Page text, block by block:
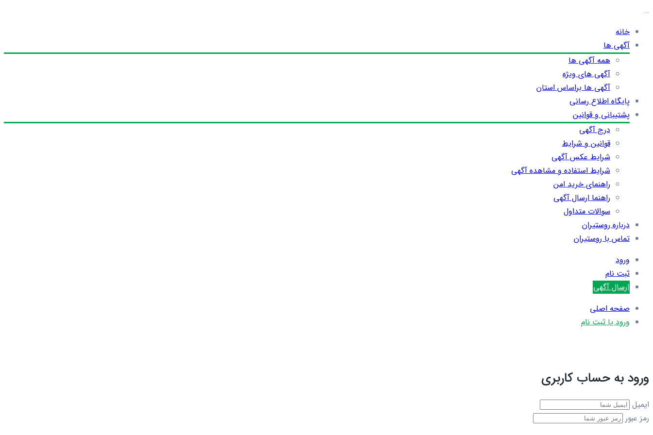
…
خانه
آگهی ها
همه آگهی ها
آگهی های ویژه
آگهی ها براساس استان
پایگاه اطلاع رسانی
پشتیبانی و قوانین
درج آگهی
قوانین و شرایط
شرایط عکس آگهی
شرایط استفاده و مشاهده آگهی
راهنمای خرید امن
راهنما ارسال آگهی
سوالات متداول
درباره روستیران
تماس با روستیران
ورود
ثبت نام
ارسال آگهی
صفحه اصلی
ورود یا ثبت نام
ورود به حساب کاربری
ایمیل
رمز عبور